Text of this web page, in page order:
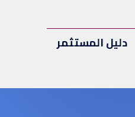
دليل المستثمر